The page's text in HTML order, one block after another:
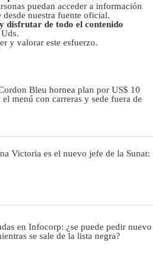
puedan acceder a información
nuestra fuente oficial.
disfrutar de todo el contenido
y valorar este esfuerzo.
Bleu hornea plan por US$ 10
menú con carreras y sede fuera de
Victoria es el nuevo jefe de la Sunat:
en Infocorp: ¿se puede pedir nuevo
se sale de la lista negra?